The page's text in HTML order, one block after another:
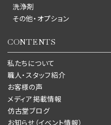
洗浄剤
その他・オプション
CONTENTS
私たちについて
職人・スタッフ紹介
お客様の声
メディア掲載情報
仿古堂ブログ
お知らせ（イベント情報）